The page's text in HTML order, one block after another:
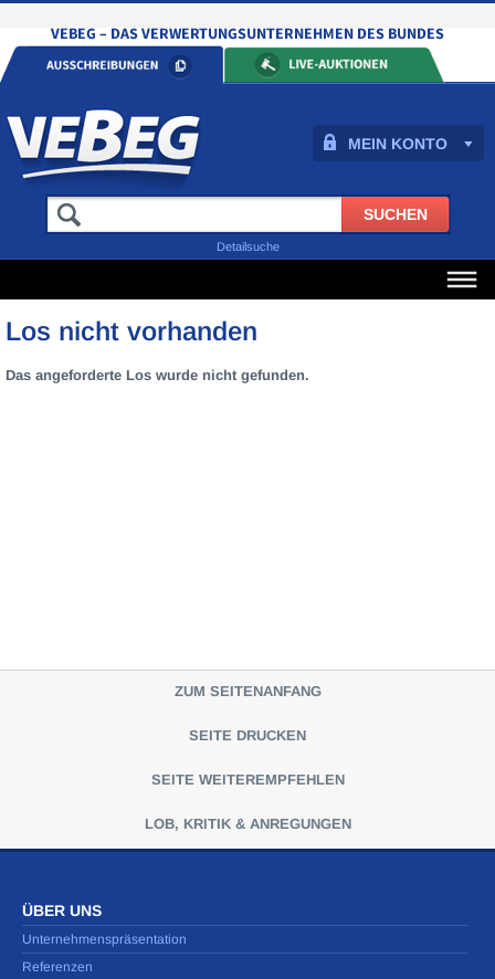
MEIN KONTO
Detailsuche
Los nicht vorhanden
Das angeforderte Los wurde nicht gefunden.
ZUM SEITENANFANG
SEITE DRUCKEN
SEITE WEITEREMPFEHLEN
LOB, KRITIK & ANREGUNGEN
ÜBER UNS
Unternehmenspräsentation
Referenzen